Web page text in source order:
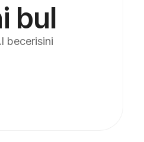
içeren yapılandırılmış bir
sunulur.
bul
becerisini